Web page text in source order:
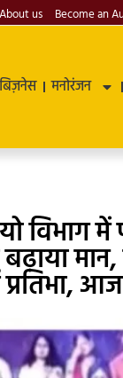
About us Become an
बिज़नेस मनोरंजन
विभाग